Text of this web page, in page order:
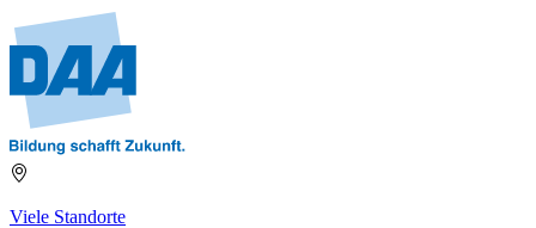
Viele Standorte